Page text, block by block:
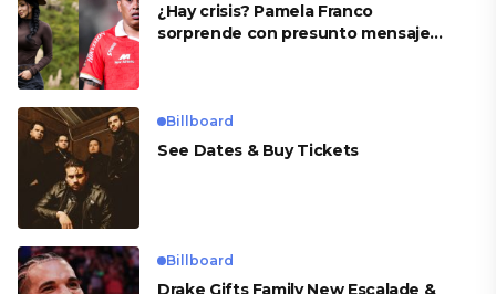
¿Hay crisis? Pamela Franco
sorprende con presunto mensaje
Billboard
See Dates & Buy Tickets
Billboard
Drake Gifts Family New Escalade &